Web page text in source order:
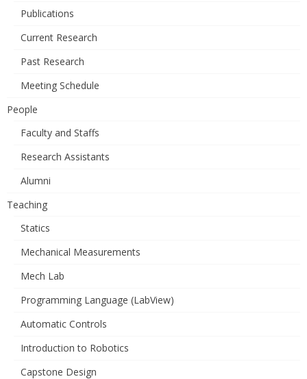
Publications
Current Research
Past Research
Meeting Schedule
People
Faculty and Staffs
Research Assistants
Alumni
Teaching
Statics
Mechanical Measurements
Mech Lab
Programming Language (LabView)
Automatic Controls
Introduction to Robotics
Capstone Design